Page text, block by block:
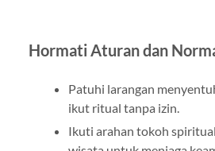
Hormati Aturan dan
Patuhi larangan
ikut ritual tanpa izin.
Ikuti arahan tokoh